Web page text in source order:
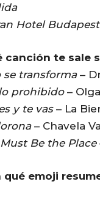
Hotel Budapest
canción te sale
se transforma–
prohibido–
y te vas– La
– Chavela
Be the Place
qué emoji